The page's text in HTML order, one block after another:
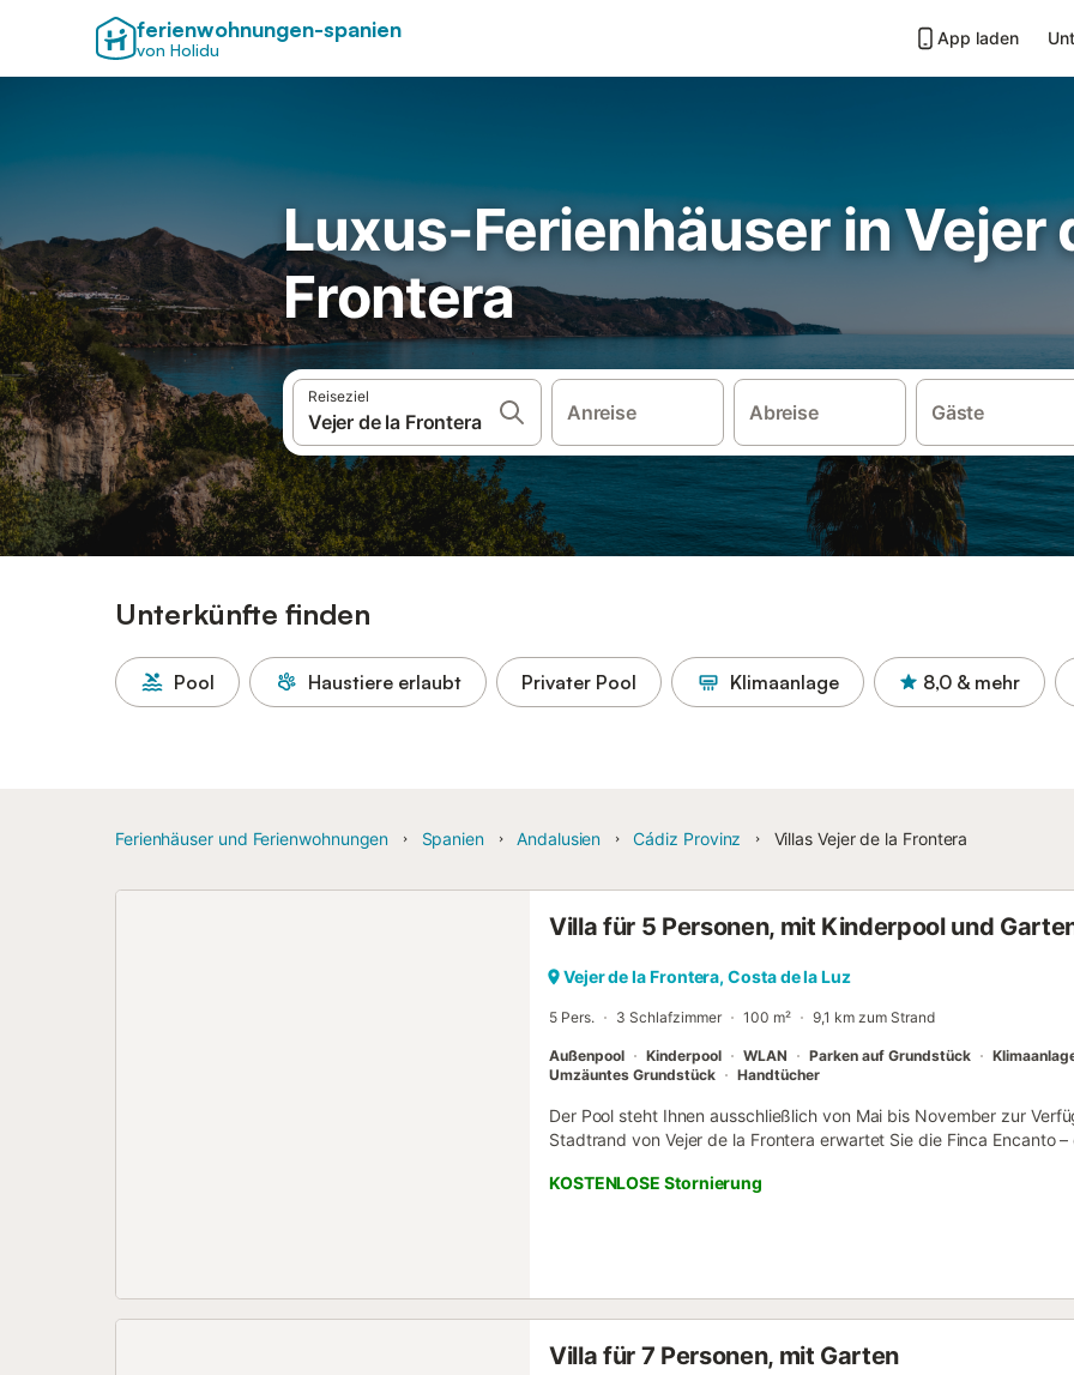
ferienwohnungen-spanien
von Holidu
App laden
Luxus-Ferienhäuser in Vejer
Frontera
Reiseziel
Anreise Abreise Gäste
Unterkünfte finden
Pool Haustiere erlaubt Privater Pool Klimaanlage 8,0 & mehr
Ferienhäuser und Ferienwohnungen Spanien Andalusien Cádiz Provinz Villas Vejer de la Frontera
Villa für 5 Personen, mit Kinderpool und
Vejer de la Frontera, Costa de la Luz
5 Pers. 3 Schlafzimmer 100 m² 9,1 km zum Strand
Außenpool Kinderpool WLAN Parken auf Grundstück
Umzäuntes Grundstück
Handtücher
Der Pool steht Ihnen ausschließlich von Mai bis November zur
Stadtrand von Vejer de la Frontera erwartet Sie die Finca Encanto
Ferienhaus bietet ein Wohn-Esszimmer mit Kamin, eine geräumige,
Schlafzimmer (eins mit Doppelbett, eins mit 2 Einzelbetten, eins
Kinderbett, Hochstuhl, Spielzeug und ein kleiner Spielplatz bereit.
möblierte Terrasse mit Grill – ideal für gemütliche Abende mit der
Grundstück möglich. Bei Bedarf an Strom zum Laden von
KOSTENLOSE Stornierung
Villa für 7 Personen, mit Garten